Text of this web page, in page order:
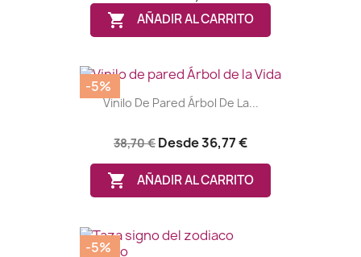
 AÑADIR AL CARRITO
Vinilo De Pared Árbol De La...
38,70 € Desde36,77 €
 AÑADIR AL CARRITO
-5%
-5%